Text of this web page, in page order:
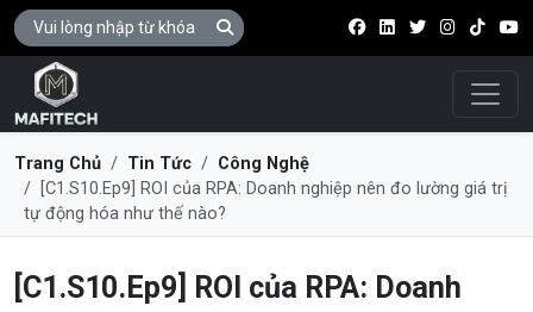
Điều
Trang Chủ Tin Tức
Công Nghệ
[C1.S10.Ep9] ROI của RPA: Doanh nghiệp nên đo lường giá trị
tự động hóa như thế nào?
[C1.S10.Ep9] ROI của RPA: Doanh